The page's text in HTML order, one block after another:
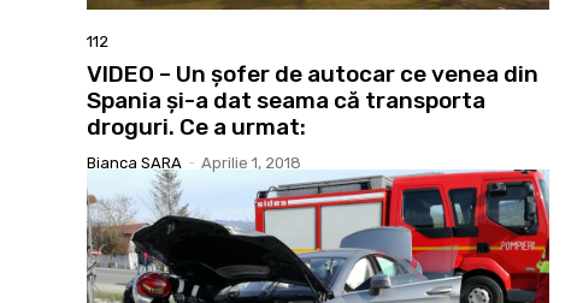
112
VIDEO – Un șofer de autocar ce venea din
Spania și-a dat seama că transporta
droguri. Ce a urmat:
Bianca SARA - Aprilie 1, 2018